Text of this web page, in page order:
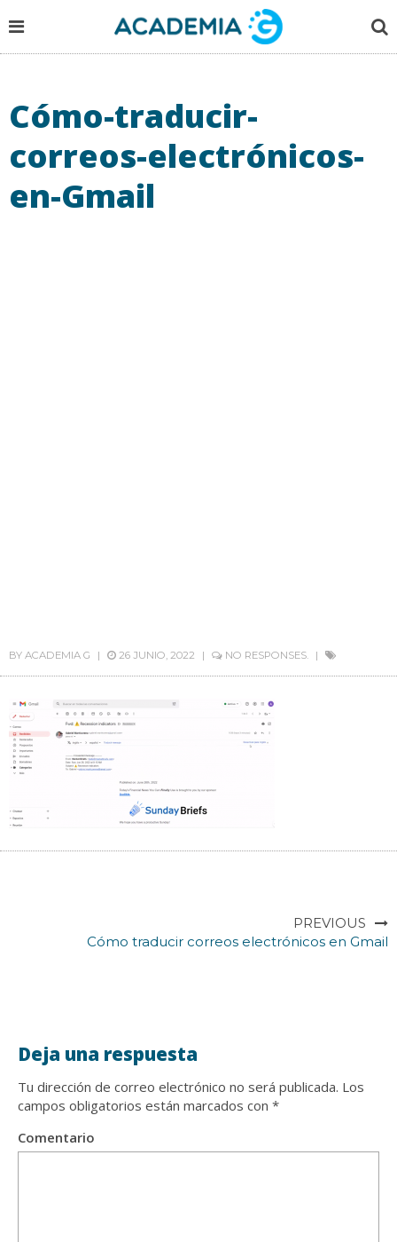
Cómo-traducir-
correos-electrónicos-
en-Gmail
BY ACADEMIA G 26 JUNIO, 2022 NO RESPONSES.
PREVIOUS
Cómo traducir correos electrónicos en Gmail
Deja una respuesta
Tu dirección de correo electrónico no será publicada. Los
campos obligatorios están marcados con *
Comentario